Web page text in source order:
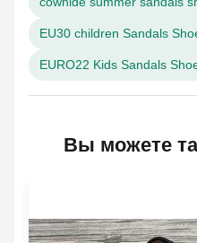
EU30 children Sandals
EURO22 Kids Sandals
Вы можете